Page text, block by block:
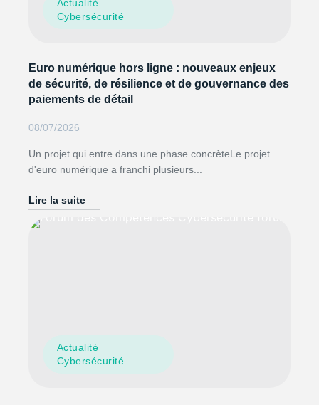
Actualité
Cybersécurité
Euro numérique hors ligne : nouveaux enjeux
de sécurité, de résilience et de gouvernance des
paiements de détail
08/07/2026
Un projet qui entre dans une phase concrèteLe projet
d'euro numérique a franchi plusieurs...
Lire la suite
Actualité
Cybersécurité